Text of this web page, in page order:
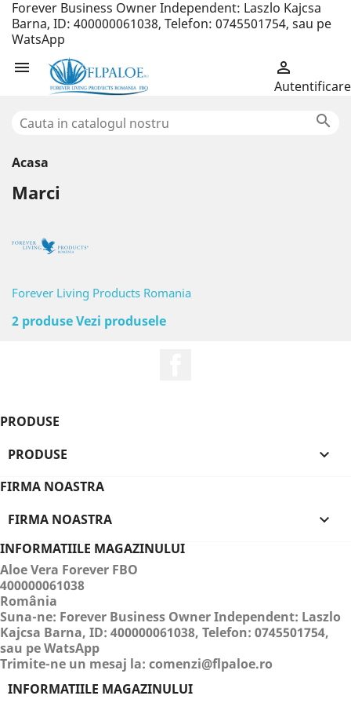
Forever Business Owner Independent: Laszlo Kajcsa
Barna, ID: 400000061038, Telefon: 0745501754, sau pe
WatsApp
 
Autentificare

Acasa
Marci
Forever Living Products Romania
2 produseVezi produsele
PRODUSE
PRODUSE

FIRMA NOASTRA
FIRMA NOASTRA

INFORMATIILE MAGAZINULUI
Aloe Vera Forever FBO
400000061038
România
Suna-ne: Forever Business Owner Independent: Laszlo
Kajcsa Barna, ID: 400000061038, Telefon: 0745501754,
sau pe WatsApp
Trimite-ne un mesaj la: comenzi@flpaloe.ro
INFORMATIILE MAGAZINULUI